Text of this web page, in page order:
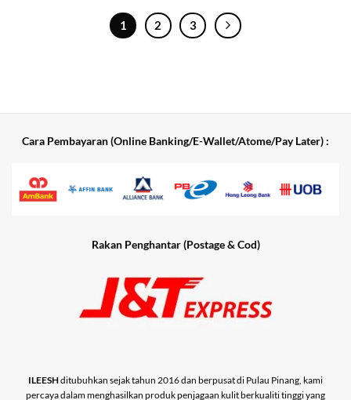
1 2 3
Cara Pembayaran (Online Banking/E-Wallet/Atome/Pay Later) :
Rakan Penghantar (Postage & Cod)
ILEESHditubuhkan sejak tahun 2016 dan berpusat di Pulau Pinang, kami
percaya dalam menghasilkan produk penjagaan kulit berkualiti tinggi yang